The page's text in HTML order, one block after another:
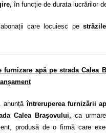
în funcție de durata lucrărilor
abonații care locuiesc pe
furnizare apă pe strada Calea
anunțăîntreruperea furnizării
Calea Brașovului, ca
produsă de o firmă care